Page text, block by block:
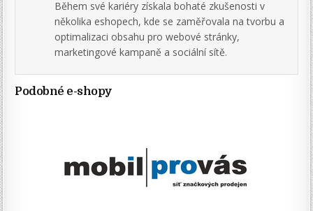
Během své kariéry získala bohaté zkušenosti v
několika eshopech, kde se zaměřovala na tvorbu a
optimalizaci obsahu pro webové stránky,
marketingové kampaně a sociální sítě.
Podobné e-shopy